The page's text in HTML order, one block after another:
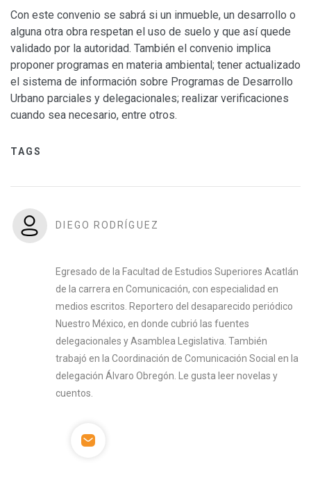
Con este convenio se sabrá si un inmueble, un desarrollo o
alguna otra obra respetan el uso de suelo y que así quede
validado por la autoridad. También el convenio implica
proponer programas en materia ambiental; tener actualizado
el sistema de información sobre Programas de Desarrollo
Urbano parciales y delegacionales; realizar verificaciones
cuando sea necesario, entre otros.
TAGS
DIEGO RODRÍGUEZ
Egresado de la Facultad de Estudios Superiores Acatlán
de la carrera en Comunicación, con especialidad en
medios escritos. Reportero del desaparecido periódico
Nuestro México, en donde cubrió las fuentes
delegacionales y Asamblea Legislativa. También
trabajó en la Coordinación de Comunicación Social en la
delegación Álvaro Obregón. Le gusta leer novelas y
cuentos.